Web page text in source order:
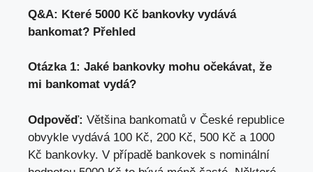
Q&A: Které 5000 Kč bankovky vydává
bankomat? Přehled
Otázka 1: Jaké bankovky mohu očekávat, že
mi bankomat vydá?
Odpověď: Většina bankomatů v České republice
obvykle vydává 100 Kč, 200 Kč, 500 Kč a 1000
Kč bankovky. V případě bankovek s nominální